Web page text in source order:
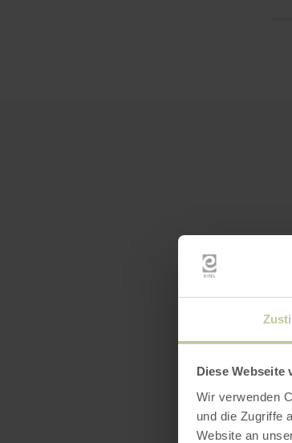
Diese Webseite
Wir verwenden
und die Zugriffe
Website an